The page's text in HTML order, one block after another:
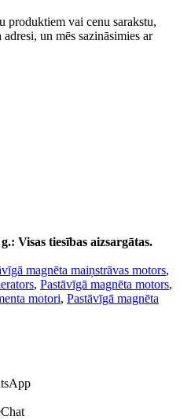
produktiem vai cenu sarakstu,
un mēs sazināsimies ar
Visas tiesības aizsargātas.
magnēta maiņstrāvas motors,
, Pastāvīgā magnēta motors,
motori, Pastāvīgā magnēta